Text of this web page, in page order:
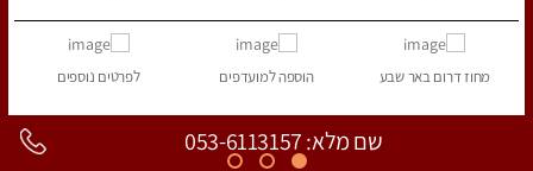
מחוז דרוםבאר שבע הוספהלמועדפים לפרטים נוספים
שם מלא: 053-6113157